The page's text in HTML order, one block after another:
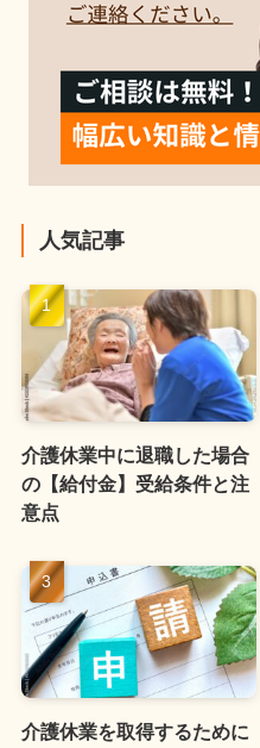
人気記事
介護休業中に退職した場合
の【給付金】受給条件と注
意点
介護休業を取得するために